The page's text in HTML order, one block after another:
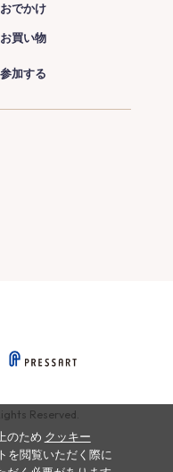
おでかけ
お買い物
参加する
Reserved.
のため クッキー
を閲覧いただく際に